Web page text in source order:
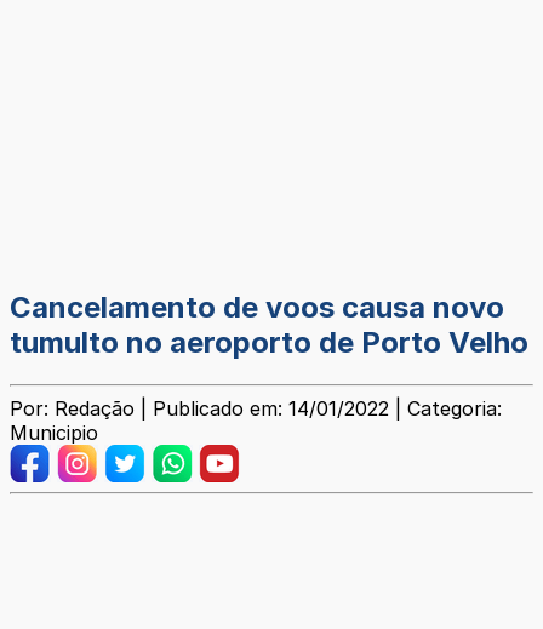
Cancelamento de voos causa novo
tumulto no aeroporto de Porto Velho
Por: Redação | Publicado em: 14/01/2022 | Categoria:
Municipio